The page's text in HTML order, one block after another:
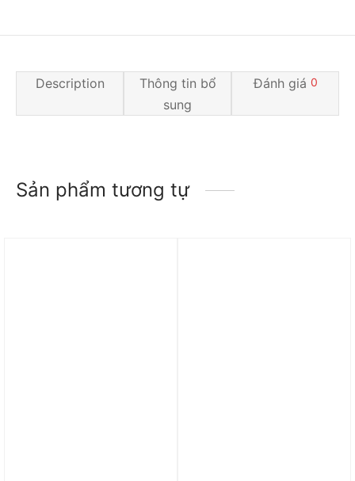
Description
Thông tin bổ
sung
Đánh giá 0
Sản phẩm tương tự